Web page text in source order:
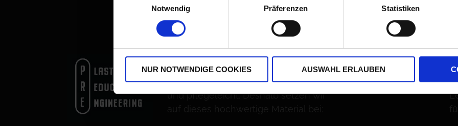
Notwendig
Präferenzen Statistiken
NUR NOTWENDIGE COOKIES AUSWAHL ERLAUBEN
Kunststoffreduzierte Bauweise: Wir
verwenden bei der Konstruktion
Kunststoff wie möglich. Edelstahl ist
langlebig, von Haus aus
keimabweisend, korrosionsbeständig
und pflegeleicht. Deshalb setzen wir